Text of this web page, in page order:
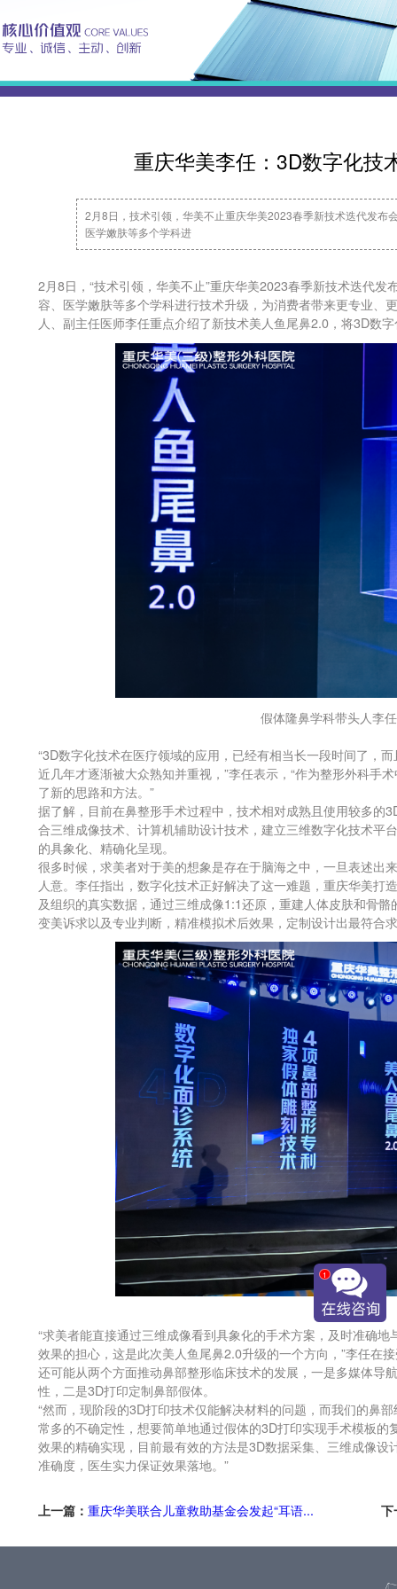
重庆华美李任：3D数字化技
2月8日，技术引领，华美不止重庆华美2023春季新技术迭代发布
医学嫩肤等多个学科进
2月8日，“技术引领，华美不止”重庆华美2023春季新技术迭代
容、医学嫩肤等多个学科进行技术升级，为消费者带来更专业、
人、副主任医师李任重点介绍了新技术美人鱼尾鼻2.0，将3D数
假体隆鼻学科带头人李
“3D数字化技术在医疗领域的应用，已经有相当长一段时间了，
近几年才逐渐被大众熟知并重视，”李任表示，“作为整形外科手
了新的思路和方法。”
据了解，目前在鼻整形手术过程中，技术相对成熟且使用较多的
合三维成像技术、计算机辅助设计技术，建立三维数字化技术平
的具象化、精确化呈现。
很多时候，求美者对于美的想象是存在于脑海之中，一旦表述出
人意。李任指出，数字化技术正好解决了这一难题，重庆华美
及组织的真实数据，通过三维成像1:1还原，重建人体皮肤和骨
变美诉求以及专业判断，精准模拟术后效果，定制设计出最符合
“求美者能直接通过三维成像看到具象化的手术方案，及时准确
效果的担心，这是此次美人鱼尾鼻2.0升级的一个方向，”李任在
还可能从两个方面推动鼻部整形临床技术的发展，一是多媒体导
性，二是3D打印定制鼻部假体。
“然而，现阶段的3D打印技术仅能解决材料的问题，而我们的鼻
常多的不确定性，想要简单地通过假体的3D打印实现手术模板
效果的精确实现，目前最有效的方法是3D数据采集、三维成像
准确度，医生实力保证效果落地。”
上一篇： 重庆华美联合儿童救助基金会发起“耳语... 下
1